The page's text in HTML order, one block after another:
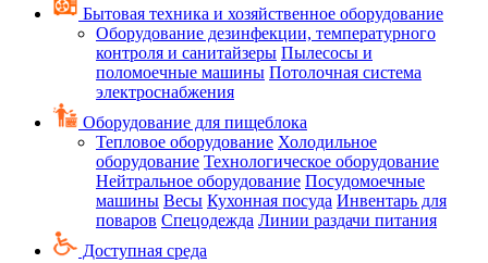
Бытовая техника и хозяйственное оборудование
Оборудование дезинфекции, температурного
контроля и санитайзеры Пылесосы и
поломоечные машины Потолочная система
электроснабжения
Оборудование для пищеблока
Тепловое оборудование Холодильное
оборудование Технологическое оборудование
Нейтральное оборудование Посудомоечные
машины Весы Кухонная посуда Инвентарь для
поваров Спецодежда Линии раздачи питания
Доступная среда